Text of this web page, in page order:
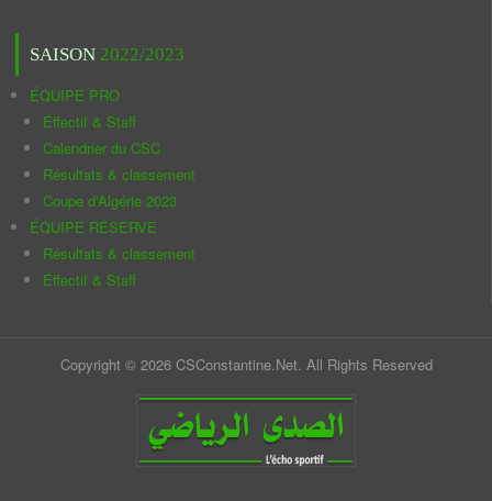
SAISON 2022/2023
ÉQUIPE PRO
Effectif & Staff
Calendrier du CSC
Résultats & classement
Coupe d'Algérie 2023
ÉQUIPE RÉSERVE
Résultats & classement
Effectif & Staff
Copyright © 2026 CSConstantine.Net. All Rights Reserved